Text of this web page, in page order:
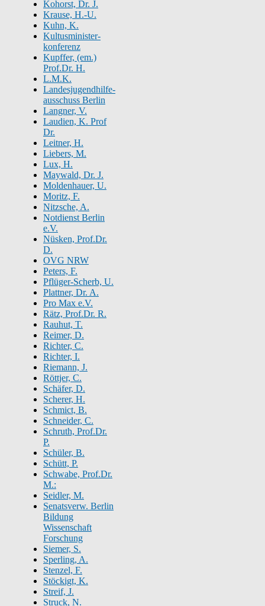
Kohorst, Dr. J.
Krause, H.-U.
Kuhn, K.
Kultusminister-
konferenz
Kupffer, (em.)
Prof.Dr. H.
L.M.K.
Landesjugendhilfe-
ausschuss Berlin
Langner, V.
Laudien, K. Prof
Dr.
Leitner, H.
Liebers, M.
Lux, H.
Maywald, Dr. J.
Moldenhauer, U.
Moritz, F.
Nitzsche, A.
Notdienst Berlin
e.V.
Nüsken, Prof.Dr.
D.
OVG NRW
Peters, F.
Pflüger-Scherb, U.
Plattner, Dr. A.
Pro Max e.V.
Rätz, Prof.Dr. R.
Rauhut, T.
Reimer, D.
Richter, C.
Richter, I.
Riemann, J.
Röttjer, C.
Schäfer, D.
Scherer, H.
Schmict, B.
Schneider, C.
Schruth, Prof.Dr.
P.
Schüler, B.
Schütt, P.
Schwabe, Prof.Dr.
M.:
Seidler, M.
Senatsverw. Berlin
Bildung
Wissenschaft
Forschung
Siemer, S.
Sperling, A.
Stenzel, F.
Stöckigt, K.
Streif, J.
Struck, N.